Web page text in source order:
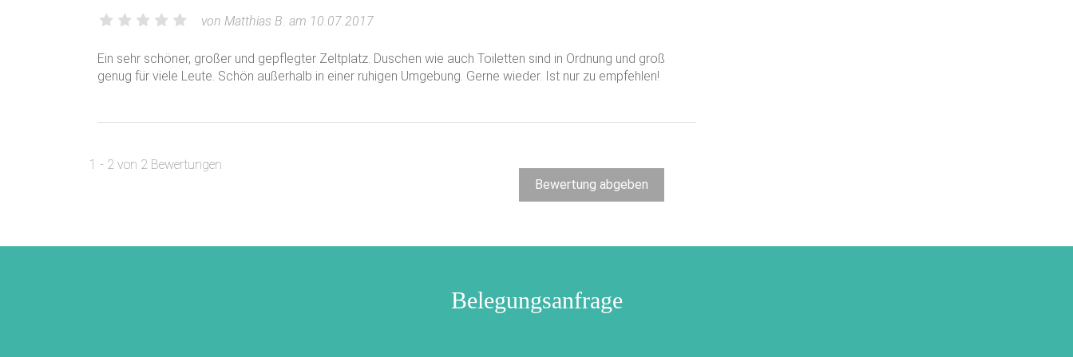
von Matthias B. am 10.07.2017
Ein sehr schöner, großer und gepflegter Zeltplatz. Duschen wie auch Toiletten sind in Ordnung und groß
genug für viele Leute. Schön außerhalb in einer ruhigen Umgebung. Gerne wieder. Ist nur zu empfehlen!
1 - 2 von 2 Bewertungen
Bewertung abgeben
Belegungsanfrage